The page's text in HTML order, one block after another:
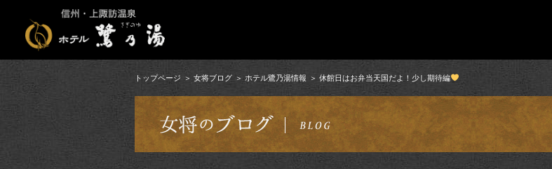
トップページ 女将ブログ ホテル鷺乃湯情報 休館日はお弁当天国だよ！少し期待編